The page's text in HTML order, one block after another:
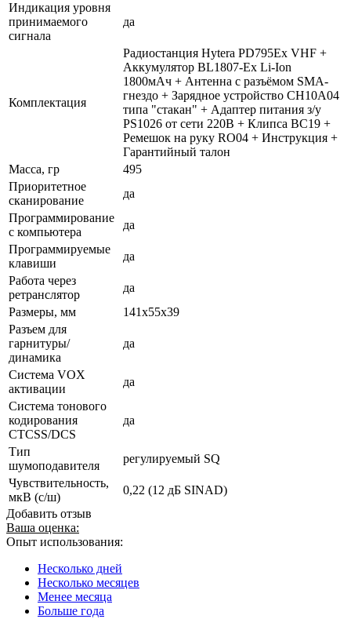
Индикация уровня
принимаемого
сигнала
да
Комплектация
Радиостанция Hytera PD795Ex VHF +
Аккумулятор BL1807-Ex Li-Ion
1800мАч + Антенна с разъёмом SMA-
гнездо + Зарядное устройство CH10A04
типа "стакан" + Адаптер питания з/у
PS1026 от сети 220В + Клипса BC19 +
Ремешок на руку RO04 + Инструкция +
Гарантийный талон
Масса, гр
495
Приоритетное
сканирование
да
Программирование
с компьютера
да
Программируемые
клавиши
да
Работа через
ретранслятор
да
Размеры, мм
141x55x39
Разъем для
гарнитуры/
динамика
да
Система VOX
активации
да
Система тонового
кодирования
CTCSS/DCS
да
Тип
шумоподавителя
регулируемый SQ
Чувствительность,
мкВ (с/ш)
0,22 (12 дБ SINAD)
Добавить отзыв
Ваша оценка:
Опыт использования:
Несколько дней
Несколько месяцев
Менее месяца
Больше года